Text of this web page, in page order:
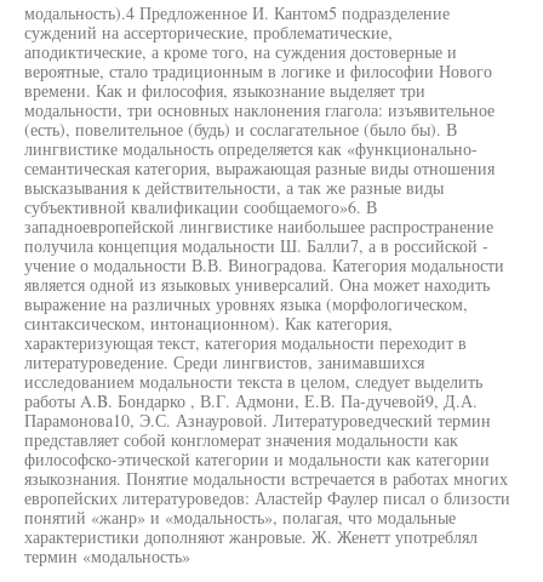
модальность).4 Предложенное И. Кантом5 подразделение
суждений на ассерторические, проблематические,
аподиктические, а кроме того, на суждения достоверные и
вероятные, стало традиционным в логике и философии Нового
времени. Как и философия, языкознание выделяет три
модальности, три основных наклонения глагола: изъявительное
(есть), повелительное (будь) и сослагательное (было бы). В
лингвистике модальность определяется как «функционально-
семантическая категория, выражающая разные виды отношения
высказывания к действительности, а так же разные виды
субъективной квалификации сообщаемого»6. В
западноевропейской лингвистике наибольшее распространение
получила концепция модальности Ш. Балли7, а в российской -
учение о модальности В.В. Виноградова. Категория модальности
является одной из языковых универсалий. Она может находить
выражение на различных уровнях языка (морфологическом,
синтаксическом, интонационном). Как категория,
характеризующая текст, категория модальности переходит в
литературоведение. Среди лингвистов, занимавшихся
исследованием модальности текста в целом, следует выделить
работы A.B. Бондарко , В.Г. Адмони, Е.В. Па-дучевой9, Д.А.
Парамонова10, Э.С. Азнауровой. Литературоведческий термин
представляет собой конгломерат значения модальности как
философско-этической категории и модальности как категории
языкознания. Понятие модальности встречается в работах многих
европейских литературоведов: Аластейр Фаулер писал о близости
понятий «жанр» и «модальность», полагая, что модальные
характеристики дополняют жанровые. Ж. Женетт употреблял
термин «модальность»